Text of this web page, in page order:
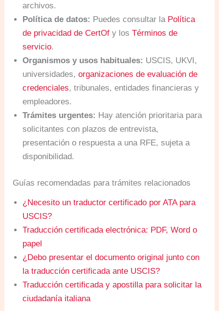
archivos.
Política de datos: Puedes consultar la Política
de privacidad de CertOf y losTérminos de
servicio.
Organismos y usos habituales: USCIS, UKVI,
universidades,organizaciones de evaluación de
credenciales, tribunales, entidades financieras y
empleadores.
Trámites urgentes: Hay atención prioritaria para
solicitantes con plazos de entrevista,
presentación o respuesta a una RFE, sujeta a
disponibilidad.
Guías recomendadas para trámites relacionados
¿Necesito un traductor certificado por ATA para
USCIS?
Traducción certificada electrónica: PDF, Word o
papel
¿Debo presentar el documento original junto con
la traducción certificada ante USCIS?
Traducción certificada y apostilla para solicitar la
ciudadanía italiana